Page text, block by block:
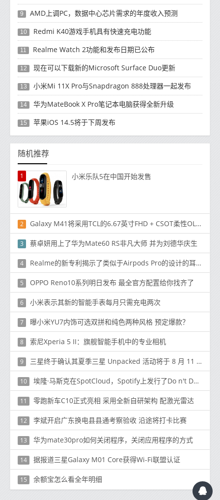
9 AMD上调PC，数据中心芯片需求的年度收入预测
10 Redmi K40游戏手机具有快速充电功能
11 Realme Watch 2功能和发布日期已公布
12 现在可以下载新的Microsoft Surface Duo更新
13 小米Mi 11X Pro与Snapdragon 888处理器一起发布
14 华为MateBook X Pro笔记本电脑获得全新升级
15 苹果iOS 14.5将于下周发布
随机推荐
1 小米乐队5在中国开始发售
2 Galaxy M41将采用TCL的6.67英寸FHD + CSOT柔性OLED面板
3 蔡卓妍用上了华为Mate60 RS非凡大师 并为刘德华庆生
4 Realme的新专利揭示了类似于Airpods Pro的设计的耳塞
5 OPPO Reno10系列明日发布 最全官方配置给你找齐了
6 小米表示其新的智能手表每月只需充电两次
7 曝小米YU7内饰可选双拼和纯色两种风格 预定爆款？
8 索尼Xperia 5 II：旗舰智能手机中的专业相机
9 三星终于确认其夏季三星 Unpacked 活动将于 8 月 11 日举行，预计届时将发布许多设备
10 埃隆·马斯克在SpotCloud，Spotify上发行了Do n't Doubt Ur Vibe歌曲
11 零跑新车C10正式亮相 采用全新自研架构 配激光雷达
12 李斌开启广东换电县县通考察验收 沿途将打卡比赛
13 华为mate30pro如何关闭程序，关闭应用程序的方式
14 据报道三星Galaxy M01 Core获得Wi-Fi联盟认证
15 余额宝怎么看全年明细